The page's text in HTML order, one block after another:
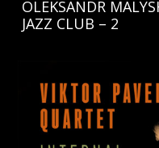
OLEKSANDR
JAZZ CLUB – 2